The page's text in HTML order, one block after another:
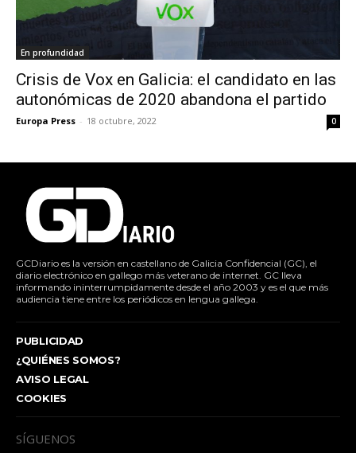
En profundidad
Crisis de Vox en Galicia: el candidato en las
autonómicas de 2020 abandona el partido
Europa Press - 18 octubre, 2022 0
GCDiario es la versión en castellano de Galicia Confidencial (GC), el
diario electrónico en gallego más veterano de internet. GC lleva
informando ininterrumpidamente desde el año 2003 y es el que más
audiencia tiene entre los periódicos en lengua gallega.
PUBLICIDAD
¿QUIÉNES SOMOS?
AVISO LEGAL
COOKIES
SÍGUENOS